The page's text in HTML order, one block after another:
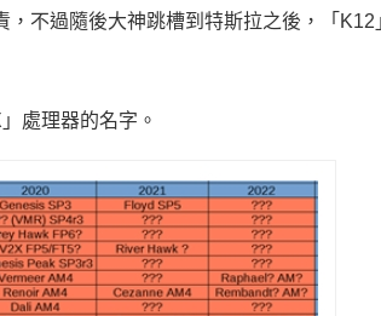
不過隨後大神跳槽到特斯拉之後，「K12
處理器的名字。